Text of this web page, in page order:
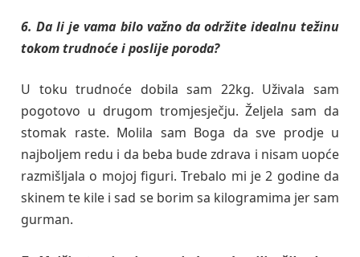
6. Da li je vama bilo važno da održite idealnu težinu
tokom trudnoće i poslije poroda?
U toku trudnoće dobila sam 22kg. Uživala sam
pogotovo u drugom tromjesječju. Željela sam da
stomak raste. Molila sam Boga da sve prodje u
najboljem redu i da beba bude zdrava i nisam uopće
razmišljala o mojoj figuri. Trebalo mi je 2 godine da
skinem te kile i sad se borim sa kilogramima jer sam
gurman.